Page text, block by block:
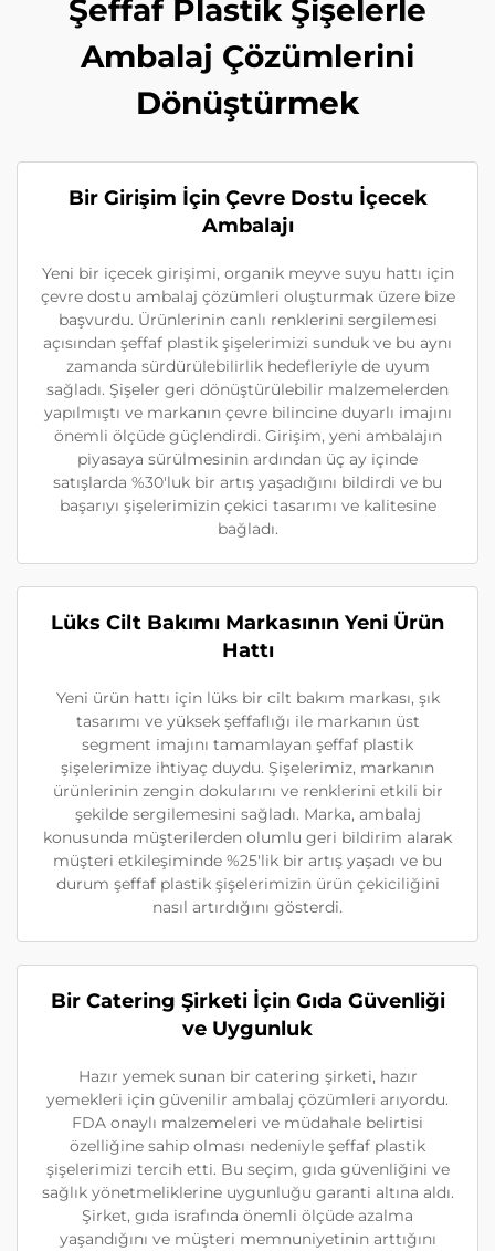
Şeffaf Plastik Şişelerle
Ambalaj Çözümlerini
Dönüştürmek
Bir Girişim İçin Çevre Dostu İçecek
Ambalajı
Yeni bir içecek girişimi, organik meyve suyu hattı için
çevre dostu ambalaj çözümleri oluşturmak üzere bize
başvurdu. Ürünlerinin canlı renklerini sergilemesi
açısından şeffaf plastik şişelerimizi sunduk ve bu aynı
zamanda sürdürülebilirlik hedefleriyle de uyum
sağladı. Şişeler geri dönüştürülebilir malzemelerden
yapılmıştı ve markanın çevre bilincine duyarlı imajını
önemli ölçüde güçlendirdi. Girişim, yeni ambalajın
piyasaya sürülmesinin ardından üç ay içinde
satışlarda %30'luk bir artış yaşadığını bildirdi ve bu
başarıyı şişelerimizin çekici tasarımı ve kalitesine
bağladı.
Lüks Cilt Bakımı Markasının Yeni Ürün
Hattı
Yeni ürün hattı için lüks bir cilt bakım markası, şık
tasarımı ve yüksek şeffaflığı ile markanın üst
segment imajını tamamlayan şeffaf plastik
şişelerimize ihtiyaç duydu. Şişelerimiz, markanın
ürünlerinin zengin dokularını ve renklerini etkili bir
şekilde sergilemesini sağladı. Marka, ambalaj
konusunda müşterilerden olumlu geri bildirim alarak
müşteri etkileşiminde %25'lik bir artış yaşadı ve bu
durum şeffaf plastik şişelerimizin ürün çekiciliğini
nasıl artırdığını gösterdi.
Bir Catering Şirketi İçin Gıda Güvenliği
ve Uygunluk
Hazır yemek sunan bir catering şirketi, hazır
yemekleri için güvenilir ambalaj çözümleri arıyordu.
FDA onaylı malzemeleri ve müdahale belirtisi
özelliğine sahip olması nedeniyle şeffaf plastik
şişelerimizi tercih etti. Bu seçim, gıda güvenliğini ve
sağlık yönetmeliklerine uygunluğu garanti altına aldı.
Şirket, gıda israfında önemli ölçüde azalma
yaşandığını ve müşteri memnuniyetinin arttığını